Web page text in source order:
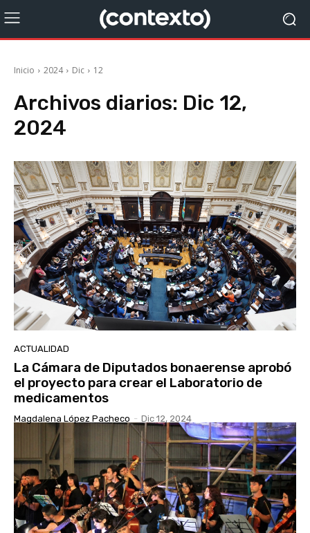
Inicio 2024 Dic 12
Archivos diarios: Dic 12,
2024
ACTUALIDAD
La Cámara de Diputados bonaerense aprobó
el proyecto para crear el Laboratorio de
medicamentos
Magdalena López Pacheco - Dic 12, 2024